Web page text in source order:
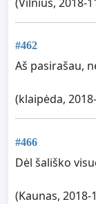
#462
Aš pasirašau,
(klaipėda,
#466
Dėl šališko
(Kaunas, 2018-